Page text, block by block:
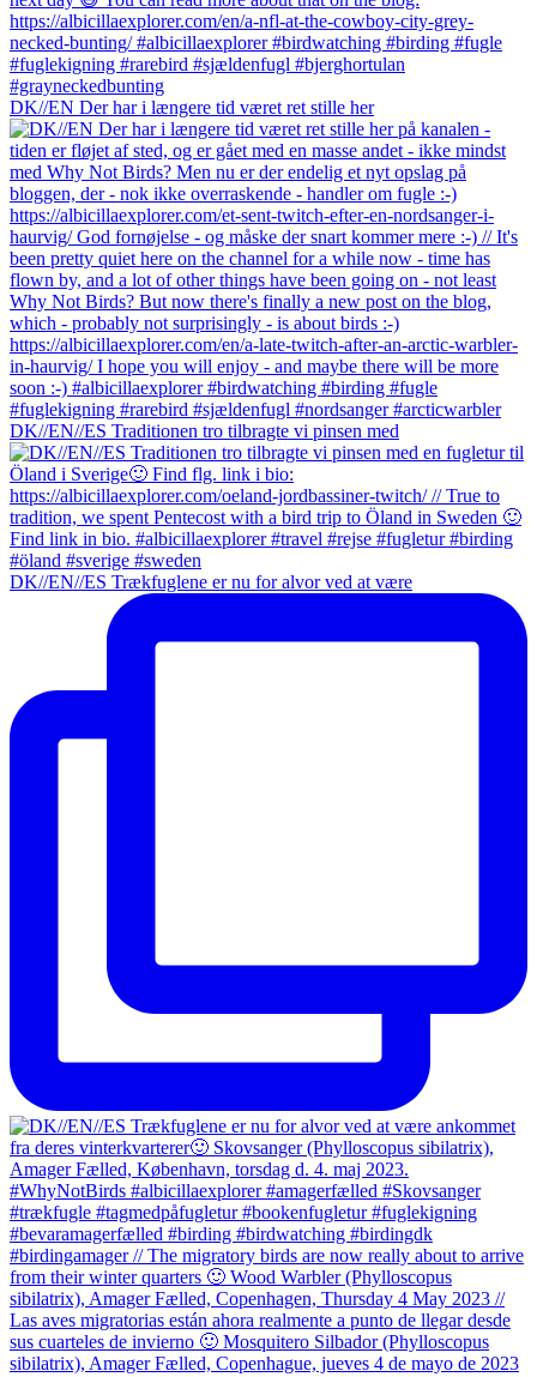
DK//EN Der har i længere tid været ret stille her
DK//EN//ES Traditionen tro tilbragte vi pinsen med
DK//EN//ES Trækfuglene er nu for alvor ved at være